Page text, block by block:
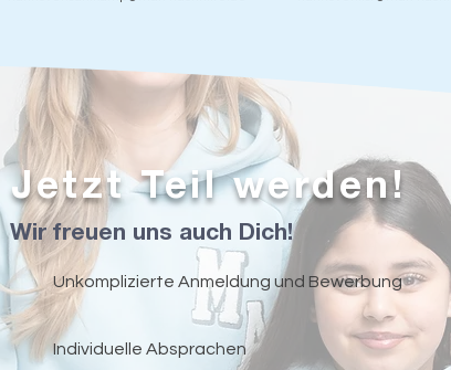
Jetzt Teil werden!
Wir freuen uns auch Dich!
Unkomplizierte Anmeldung und Bewerbung
Individuelle Absprachen